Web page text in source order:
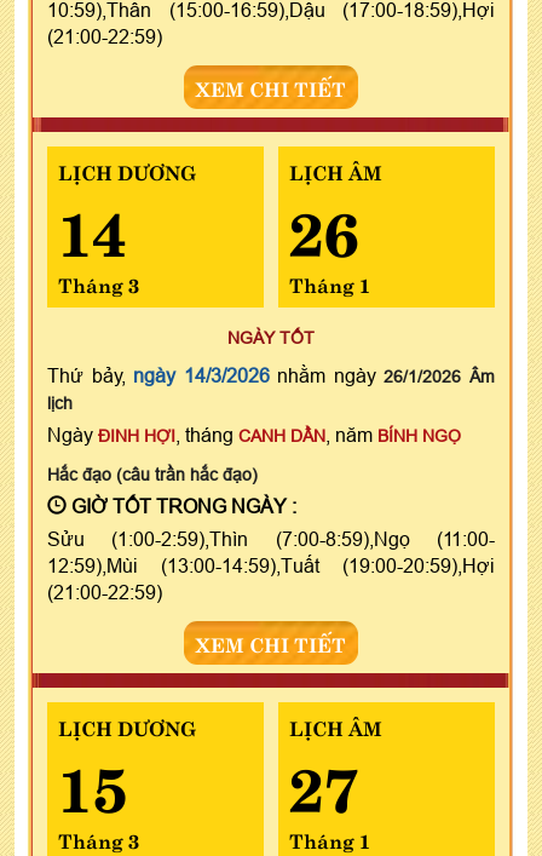
10:59),Thân (15:00-16:59),Dậu (17:00-18:59),Hợi
(21:00-22:59)
XEM CHI TIẾT
LỊCH DƯƠNG
14
Tháng 3
LỊCH ÂM
26
Tháng 1
NGÀY TỐT
Thứ bảy, ngày 14/3/2026nhằm ngày26/1/2026 Âm
lịch
Ngày ĐINH HỢI , tháng CANH DẦN , năm BÍNH NGỌ
Hắc đạo (câu trần hắc đạo)
GIỜ TỐT TRONG NGÀY :
Sửu (1:00-2:59),Thìn (7:00-8:59),Ngọ (11:00-
12:59),Mùi (13:00-14:59),Tuất (19:00-20:59),Hợi
(21:00-22:59)
XEM CHI TIẾT
LỊCH DƯƠNG
15
Tháng 3
LỊCH ÂM
27
Tháng 1